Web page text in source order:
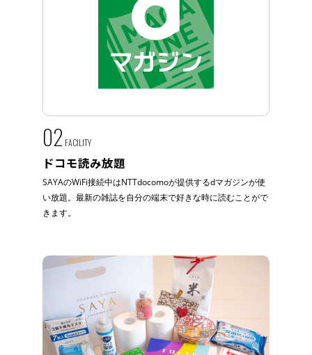
02 FACILITY
ドコモ読み放題
SAYAのWiFi接続中はNTTdocomoが提供するdマガジンが使
い放題。最新の雑誌を自分の端末で好きな時に読むことがで
きます。